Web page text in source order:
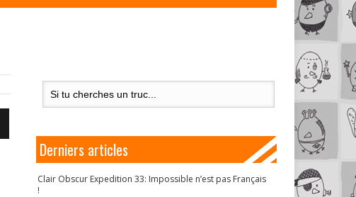
Derniers articles
Clair Obscur Expedition 33: Impossible n’est pas Français
!